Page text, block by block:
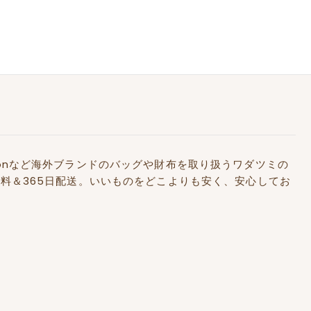
海外ブランドのバッグや財布を取り扱うワダツミの
＆365日配送。いいものをどこよりも安く、安心してお